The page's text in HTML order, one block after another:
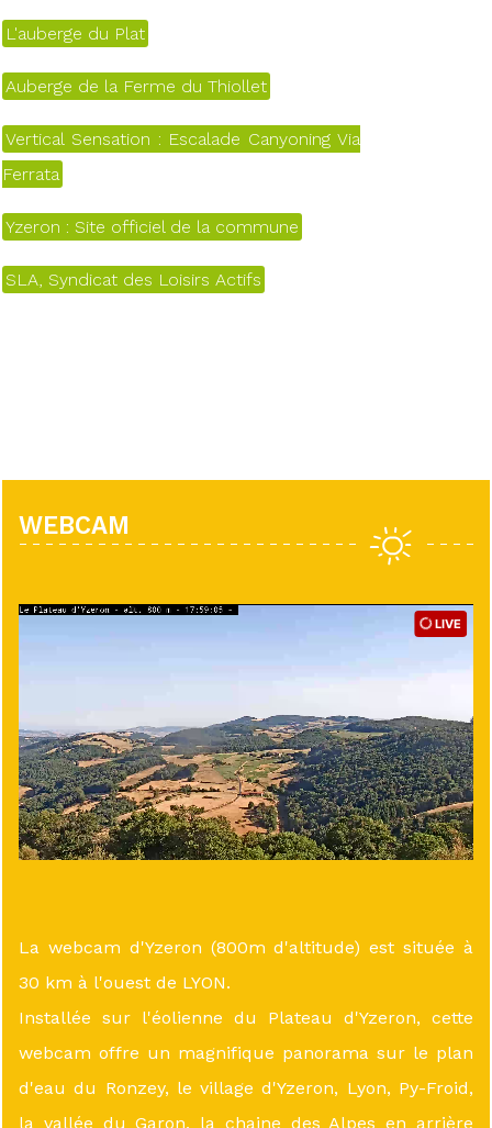
L'auberge du Plat
Auberge de la Ferme du Thiollet
Vertical Sensation : Escalade Canyoning Via
Ferrata
Yzeron : Site officiel de la commune
SLA, Syndicat des Loisirs Actifs
WEBCAM
La webcam d'Yzeron (800m d'altitude) est située à
30 km à l'ouest de LYON.
Installée sur l'éolienne du Plateau d'Yzeron, cette
webcam offre un magnifique panorama sur le plan
d'eau du Ronzey, le village d'Yzeron, Lyon, Py-Froid,
la vallée du Garon, la chaine des Alpes en arrière